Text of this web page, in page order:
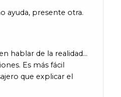
ayuda, presente otra.
hablar de la realidad…
Es más fácil
que explicar el